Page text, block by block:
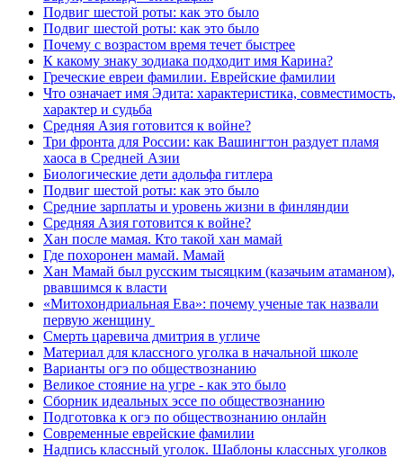
Подвиг шестой роты: как это было
Подвиг шестой роты: как это было
Почему с возрастом время течет быстрее
К какому знаку зодиака подходит имя Карина?
Греческие евреи фамилии. Еврейские фамилии
Что означает имя Эдита: характеристика, совместимость,
характер и судьба
Средняя Азия готовится к войне?
Три фронта для России: как Вашингтон раздует пламя
хаоса в Средней Азии
Биологические дети адольфа гитлера
Подвиг шестой роты: как это было
Средние зарплаты и уровень жизни в финляндии
Средняя Азия готовится к войне?
Хан после мамая. Кто такой хан мамай
Где похоронен мамай. Мамай
Хан Мамай был русским тысяцким (казачьим атаманом),
рвавшимся к власти
«Митохондриальная Ева»: почему ученые так назвали
первую женщину
Смерть царевича дмитрия в угличе
Материал для классного уголка в начальной школе
Варианты огэ по обществознанию
Великое стояние на угре - как это было
Сборник идеальных эссе по обществознанию
Подготовка к огэ по обществознанию онлайн
Современные еврейские фамилии
Надпись классный уголок. Шаблоны классных уголков